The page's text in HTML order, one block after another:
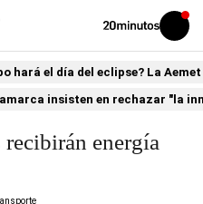
Volver
Iniciar
sesión
hará el día del eclipse? La
insisten en rechazar "la
energía